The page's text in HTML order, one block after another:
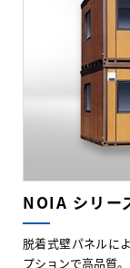
NOIA シリー
脱着式壁パネルに
プションで高品質。